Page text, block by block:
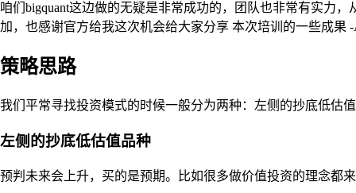
咱们bigquant这边做的无疑是非常成功的，团队也非常有实力
加，也感谢官方给我这次机会给大家分享 本次培训的一些成果
策略思路
我们平常寻找投资模式的时候一般分为两种：左侧的抄底低估
左侧的抄底低估值品种
预判未来会上升，买的是预期。比如很多做价值投资的理念都